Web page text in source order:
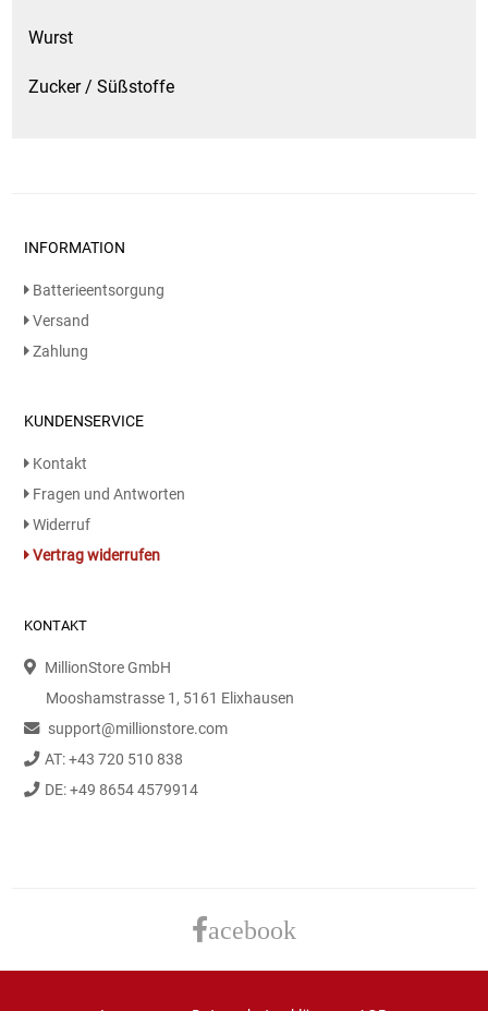
Wurst
Zucker / Süßstoffe
INFORMATION
Batterieentsorgung
Versand
Zahlung
KUNDENSERVICE
Kontakt
Fragen und Antworten
Widerruf
Vertrag widerrufen
KONTAKT
MillionStore GmbH
Mooshamstrasse 1, 5161 Elixhausen
support@millionstore.com
AT: +43 720 510 838
DE: +49 8654 4579914
acebook